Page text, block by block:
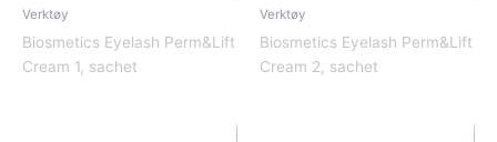
Verktøy
Biosmetics Eyelash Perm&Lift
Cream 1, sachet
Verktøy
Biosmetics Eyelash Perm&Lift
Cream 2, sachet